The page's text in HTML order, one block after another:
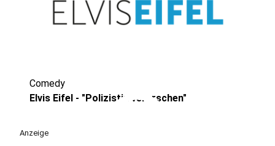
play_circle
Comedy
Elvis Eifel - "Polizistin verarschen"
Anzeige